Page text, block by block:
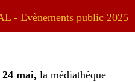
- Evènements public 2025
mai, la médiathèque